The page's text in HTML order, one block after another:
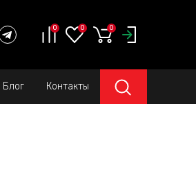
0 0 0
Блог Контакты